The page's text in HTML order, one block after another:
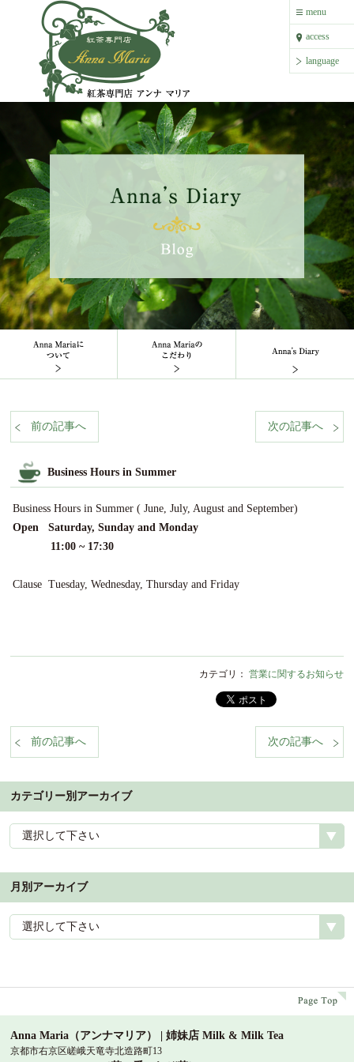
紅茶専門店 アンナ マリア
menu
menu
access
access
language
language
Anna Mariaについて Anna Mariaのこだわり
前の記事へ
%nbsp; 次の記事へ
Business Hours in Summer
Business Hours in Summer ( June, July, August and September)
Open Saturday, Sunday and Monday
11:00 ~ 17:30
Clause Tuesday, Wednesday, Thursday and Friday
カテゴリ： 営業に関するお知らせ
前の記事へ
%nbsp; 次の記事へ
カテゴリー別アーカイブ
選択して下さい
月別アーカイブ
選択して下さい
Anna Maria（アンナマリア） | 姉妹店 Milk & Milk Tea
京都市右京区嵯峨天竜寺北造路町13